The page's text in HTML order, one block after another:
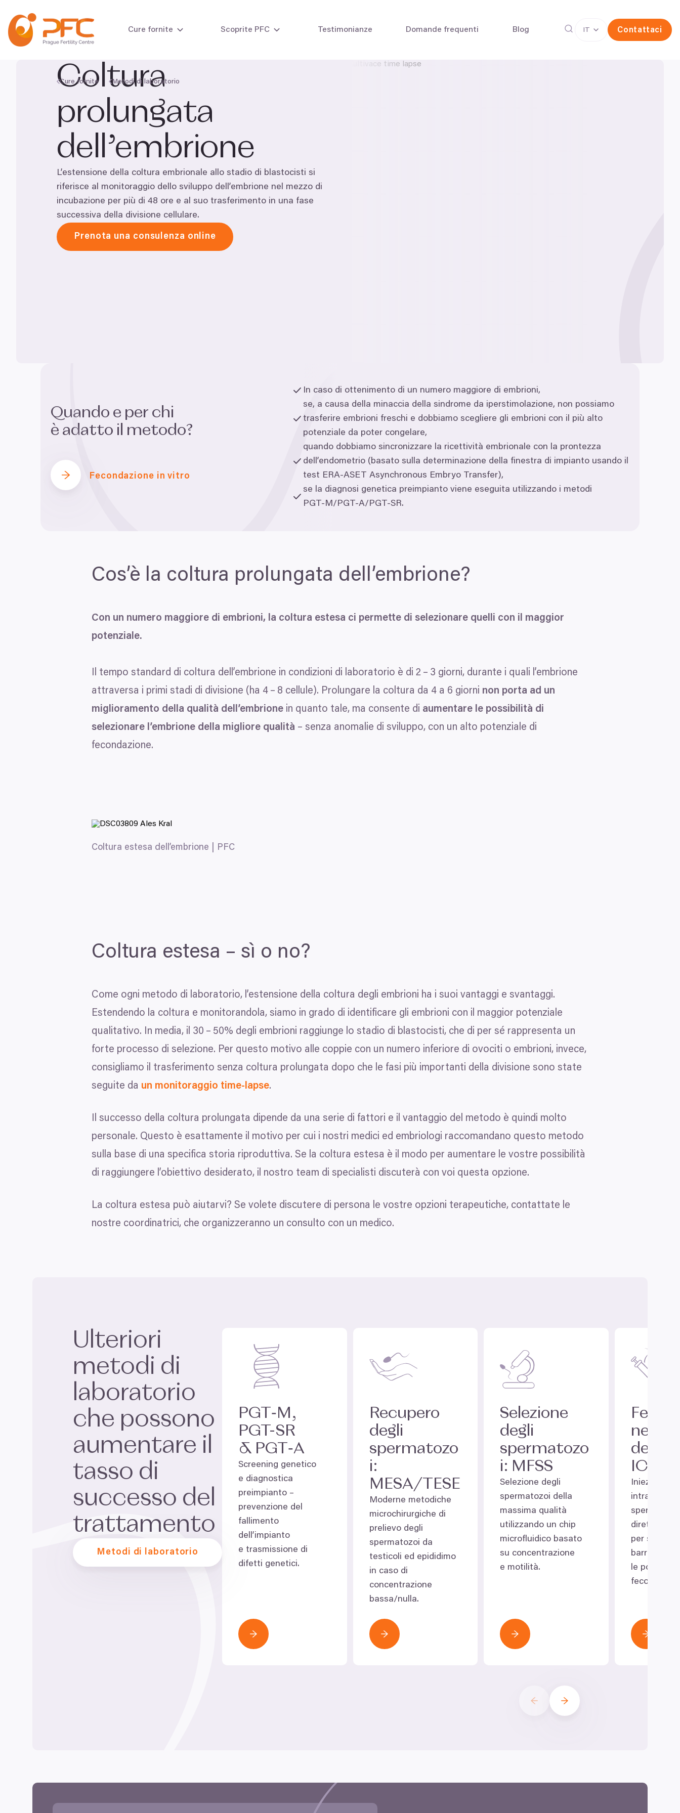
Cure fornite
Test della fertilità nelle donne
Test della fertilità negli uomini
Scoprite PFC Testimonianze Domande frequenti Blog IT Contattaci
Cure fornite Metodi di laboratorio
Coltura
prolungata
dell’embrione
L’estensione della coltura embrionale allo stadio di blastocisti si
riferisce al monitoraggio dello sviluppo dell’embrione nel mezzo di
incubazione per più di 48 ore e al suo trasferimento in una fase
successiva della divisione cellulare.
Prenota una consulenza online
Quando e per chi
è adatto il metodo?
Fecondazione in vitro
In caso di ottenimento di un numero maggiore di embrioni,
se, a causa della minaccia della sindrome da iperstimolazione, non possiamo
trasferire embrioni freschi e dobbiamo scegliere gli embrioni con il più alto
potenziale da poter congelare,
quando dobbiamo sincronizzare la ricettività embrionale con la prontezza
dell’endometrio (basato sulla determinazione della finestra di impianto usando il
test ERA-ASET Asynchronous Embryo Transfer),
se la diagnosi genetica preimpianto viene eseguita utilizzando i metodi
PGT‑M/PGT‑A/PGT-SR.
Cos’è la coltura prolungata dell’embrione?
Con un numero maggiore di embrioni, la coltura estesa ci permette di selezionare quelli con il maggior
potenziale.
Il tempo standard di coltura dell’embrione in condizioni di laboratorio è di 2 – 3 giorni, durante i quali l’embrione
attraversa i primi stadi di divisione (ha 4 – 8 cellule). Prolungare la coltura da 4 a 6 giorni non porta ad un
miglioramento della qualità dell’embrione in quanto tale, ma consente di aumentare le possibilità di
selezionare l’embrione della migliore qualità – senza anomalie di sviluppo, con un alto potenziale di
fecondazione.
Coltura estesa dell’embrione | PFC
Coltura estesa – sì o no?
Come ogni metodo di laboratorio, l’estensione della coltura degli embrioni ha i suoi vantaggi e svantaggi.
Estendendo la coltura e monitorandola, siamo in grado di identificare gli embrioni con il maggior potenziale
qualitativo. In media, il 30 – 50% degli embrioni raggiunge lo stadio di blastocisti, che di per sé rappresenta un
forte processo di selezione. Per questo motivo alle coppie con un numero inferiore di ovociti o embrioni, invece,
consigliamo il trasferimento senza coltura prolungata dopo che le fasi più importanti della divisione sono state
seguite da un monitoraggio time-lapse.
Il successo della coltura prolungata dipende da una serie di fattori e il vantaggio del metodo è quindi molto
personale. Questo è esattamente il motivo per cui i nostri medici ed embriologi raccomandano questo metodo
sulla base di una specifica storia riproduttiva. Se la coltura estesa è il modo per aumentare le vostre possibilità
di raggiungere l’obiettivo desiderato, il nostro team di specialisti discuterà con voi questa opzione.
La coltura estesa può aiutarvi? Se volete discutere di persona le vostre opzioni terapeutiche, contattate le
nostre coordinatrici, che organizzeranno un consulto con un medico.
Ulteriori
metodi di
laboratorio
che possono
aumentare il
tasso di
successo del
trattamento
Metodi di laboratorio
PGT‑M,
PGT-SR
& PGT‑A
Screening genetico
e diagnostica
preimpianto –⁠
prevenzione del
fallimento
dell’impianto
e trasmissione di
difetti genetici.
Recupero
degli
spermatozo
i:
MESA/TESE
Moderne metodiche
microchirurgiche di
prelievo degli
spermatozoi da
testicoli ed epididimo
in caso di
concentrazione
bassa/​nulla.
Selezione
degli
spermatozo
i: MFSS
Selezione degli
spermatozoi della
massima qualità
utilizzando un chip
microfluidico basato
su concentrazione
e motilità.
ne
ICSI
Iniezione
per
barriere e
le